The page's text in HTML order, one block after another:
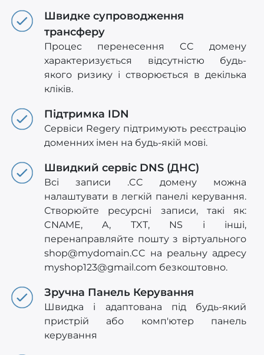
Швидке супроводження
трансферу
Процес перенесення CC домену
характеризується відсутністю будь-
якого ризику і створюється в декілька
кліків.
Підтримка IDN
Сервіси Regery підтримують реєстрацію
доменних імен на будь-якій мові.
Швидкий сервіс DNS (ДНС)
Всі записи .CC домену можна
налаштувати в легкій панелі керування.
Створюйте ресурсні записи, такі як:
CNAME, A, TXT, NS і інші,
перенаправляйте пошту з віртуального
shop@mydomain.CC на реальну адресу
myshop123@gmail.com безкоштовно.
Зручна Панель Керування
Швидка і адаптована під будь-який
пристрій або комп'ютер панель
керування